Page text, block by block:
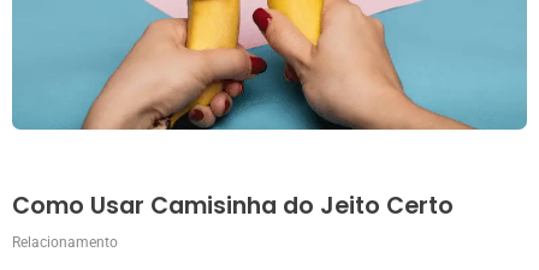
Como Usar Camisinha do Jeito Certo
Relacionamento